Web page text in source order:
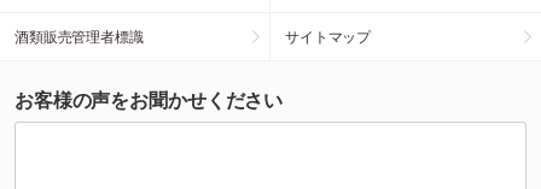
酒類販売管理者標識 サイトマップ
お客様の声をお聞かせください